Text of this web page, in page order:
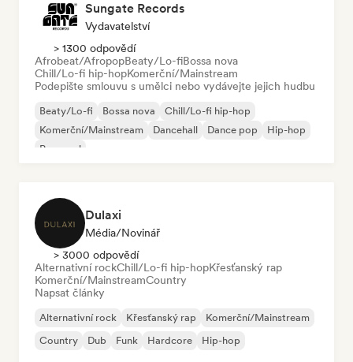
Sungate Records
Vydavatelství
> 1300 odpovědí
Afrobeat/AfropopBeaty/Lo-fiBossa nova
Chill/Lo-fi hip-hopKomerční/Mainstream
Podepište smlouvu s umělci nebo vydávejte jejich hudbu
Beaty/Lo-fi Bossa nova
Chill/Lo-fi hip-hop
Komerční/Mainstream
Dancehall Dance pop
Hip-hop
Pop-soul
Dulaxi
Média/novinář
> 3000 odpovědí
Alternativní rockChill/Lo-fi hip-hopKřesťanský rap
Komerční/MainstreamCountry
Napsat články
Alternativní rock Křesťanský rap
Komerční/Mainstream
Country
Dub Funk Hardcore Hip-hop